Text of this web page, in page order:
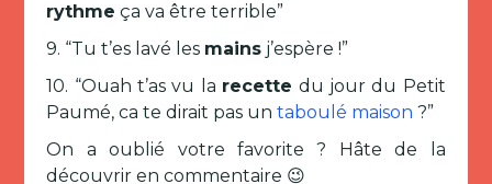
rythme ça va être terrible”
9. “Tu t’es lavé les mains j’espère !”
10. “Ouah t’as vu la recette du jour du Petit
Paumé, ca te dirait pas untaboulé maison ?”
On a oublié votre favorite ? Hâte de la
découvrir en commentaire 😉